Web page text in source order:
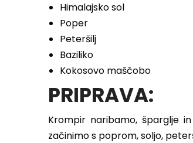
Himalajsko sol
Poper
Peteršilj
Baziliko
Kokosovo maščobo
PRIPRAVA:
Krompir naribamo, šparglje
začinimo s poprom, soljo,